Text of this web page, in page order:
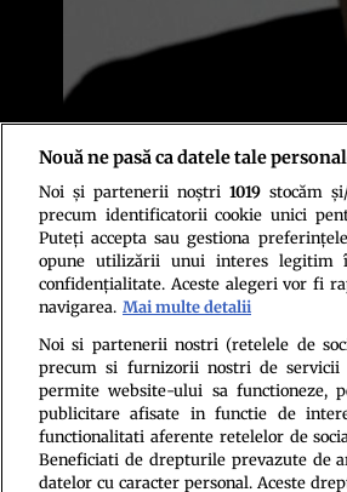
Nouă ne pasă ca datele tale
Noi și partenerii noștri 1019stocăm
precum identificatorii cookie unici
Puteți accepta sau gestiona
opune utilizării unui interes legitim
confidențialitate. Aceste alegeri vor fi
navigarea. Mai multe detalii
Noi si partenerii nostri (retelele de
precum si furnizorii nostri de
permite website-ului sa functioneze,
publicitare afisate in functie de
functionalitati aferente retelelor de
Beneficiati de drepturile prevazute de
datelor cu caracter personal. Aceste